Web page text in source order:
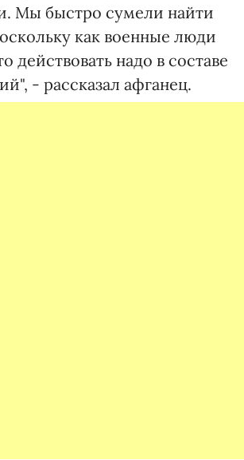
Мы быстро сумели найти
как военные люди
действовать надо в составе
- рассказал афганец.